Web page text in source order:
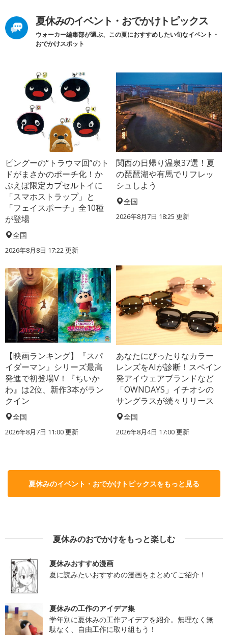
夏休みのイベント・おでかけトピックス
ウォーカー編集部が選ぶ、この夏におすすめしたい旬なイベント・
おでかけスポット
ピングーの“トラウマ回”のト
ドがまさかのポーチ化！か
ぷえぼ限定カプセルトイに
「スマホストラップ」と
「フェイスポーチ」全10種
が登場
全国
2026年8月8日 17:22更新
関西の日帰り温泉37選！夏
の琵琶湖や有馬でリフレッ
シュしよう
全国
2026年8月7日 18:25 更新
【映画ランキング】『スパ
イダーマン』シリーズ最高
発進で初登場V！『ちいか
わ』は2位、新作3本がラン
クイン
全国
2026年8月7日 11:00更新
あなたにぴったりなカラー
レンズをAIが診断！スペイン
発アイウェアブランドなど
「OWNDAYS」イチオシの
サングラスが続々リリース
全国
2026年8月4日 17:00更新
夏休みのイベント・おでかけトピックスをもっと見る
夏休みのおでかけをもっと楽しむ
夏休みおすすめ漫画
夏に読みたいおすすめの漫画をまとめてご紹介！
夏休みの工作のアイデア集
学年別に夏休みの工作アイデアを紹介。無理なく無
駄なく、自由工作に取り組もう！